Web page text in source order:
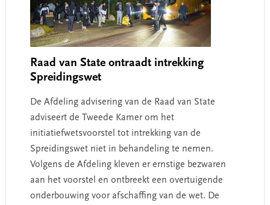
Raad van State ontraadt intrekking
Spreidingswet
De Afdeling advisering van de Raad van State
adviseert de Tweede Kamer om het
initiatiefwetsvoorstel tot intrekking van de
Spreidingswet niet in behandeling te nemen.
Volgens de Afdeling kleven er ernstige bezwaren
aan het voorstel en ontbreekt een overtuigende
onderbouwing voor afschaffing van de wet. De